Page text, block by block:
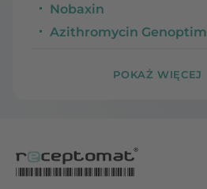
Nobaxin
Azithromycin Genoptim